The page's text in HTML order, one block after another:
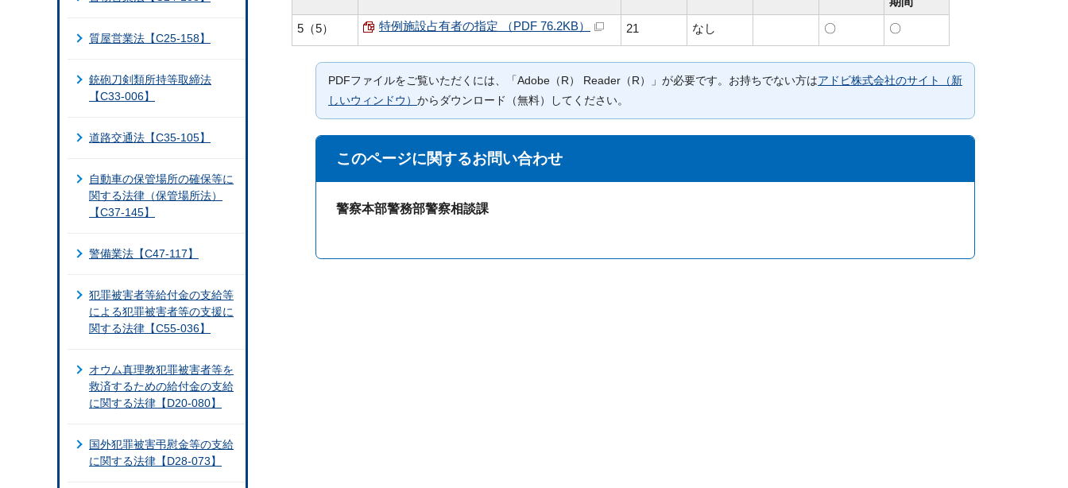
5（5）
特例施設占有者の指定 （PDF 76.2KB） 21 なし 〇 〇
PDFファイルをご覧いただくには、「Adobe（R） Reader（R）」が必要です。お持ちでない方はアドビ株式会社のサイト（新
しいウィンドウ） からダウンロード（無料）してください。
このページに関するお問い合わせ
警察本部警務部警察相談課
質屋営業法【C25-158】
銃砲刀剣類所持等取締法
【C33-006】
道路交通法【C35-105】
自動車の保管場所の確保等に
関する法律（保管場所法）
【C37-145】
警備業法【C47-117】
犯罪被害者等給付金の支給等
による犯罪被害者等の支援に
関する法律【C55-036】
オウム真理教犯罪被害者等を
救済するための給付金の支給
に関する法律【D20-080】
国外犯罪被害弔慰金等の支給
に関する法律【D28-073】